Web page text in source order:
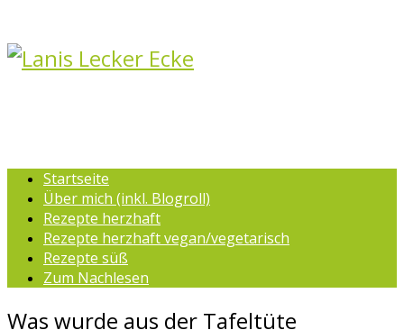
Startseite
Über mich (inkl. Blogroll)
Rezepte herzhaft
Rezepte herzhaft vegan/vegetarisch
Rezepte süß
Zum Nachlesen
Was wurde aus der Tafeltüte